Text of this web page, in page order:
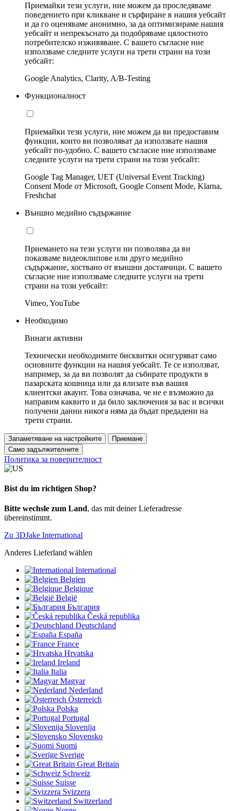
Приемайки тези услуги, ние можем да проследяваме
поведението при кликване и сърфиране в нашия уебсайт
и да го оценяваме анонимно, за да оптимизираме нашия
уебсайт и непрекъснато да подобряваме цялостното
потребителско изживяване. С вашето съгласие ние
използваме следните услуги на трети страни на този
уебсайт:
Google Analytics, Clarity, A/B-Testing
Функционалност
Приемайки тези услуги, ние можем да ви предоставим
функции, които ви позволяват да използвате нашия
уебсайт по-удобно. С вашето съгласие ние използваме
следните услуги на трети страни на този уебсайт:
Google Tag Manager, UET (Universal Event Tracking)
Consent Mode от Microsoft, Google Consent Mode, Klarna,
Freshchat
Външно медийно съдържание
Приемането на тези услуги ни позволява да ви
показваме видеоклипове или друго медийно
съдържание, хоствано от външни доставчици. С вашето
съгласие ние използваме следните услуги на трети
страни на този уебсайт:
Vimeo, YouTube
Необходимо
Винаги активни
Технически необходимите бисквитки осигуряват само
основните функции на нашия уебсайт. Те се използват,
например, за да ви позволят да събирате продукти в
пазарската кошница или да влизате във вашия
клиентски акаунт. Това означава, че не е възможно да
направим каквито и да било заключения за вас и всички
получени данни никога няма да бъдат предадени на
трети страни.
Запаметяване на настройките
Приемане
Само задължителните
Политика за поверителност
Bist du im richtigen Shop?
Bitte wechsle zum Land, das mit deiner Lieferadresse
übereinstimmt.
Zu 3DJake International
Anderes Lieferland wählen
International
Belgien
Belgique
België
България
Česká republika
Deutschland
España
France
Hrvatska
Ireland
Italia
Magyar
Nederland
Österreich
Polska
Portugal
Slovenija
Slovensko
Suomi
Sverige
Great Britain
Schweiz
Suisse
Svizzera
Switzerland